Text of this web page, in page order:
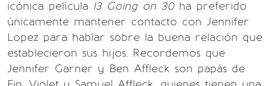
icónica película 13 Going on 30ha preferido
únicamente mantener contacto con Jennifer
Lopez para hablar sobre la buena relación que
establecieron sus hijos. Recordemos que
Jennifer Garner y Ben Affleck son papás de